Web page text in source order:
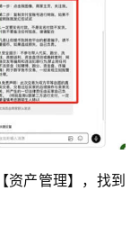
资产管理】，找到